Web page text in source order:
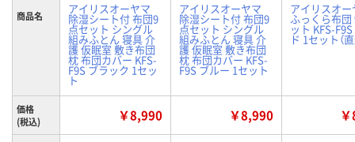
商品名 アイリスオーヤマ
除湿シート付 布団9
点セット シングル
組みふとん 寝具 介
護 仮眠室 敷き布団
枕 布団カバー KFS-
F9S ブラック 1セッ
ト
アイリスオーヤマ
除湿シート付 布団9
点セット シングル
組みふとん 寝具 介
護 仮眠室 敷き布団
枕 布団カバー KFS-
F9S ブルー 1セット
アイリスオー
ふっくら布団
ット KFS-
ド 1セット（
価格
(税込)
￥8,990 ￥8,990